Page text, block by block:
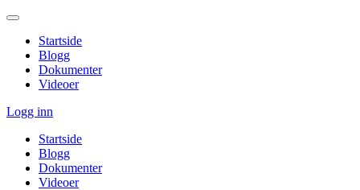
Startside
Blogg
Dokumenter
Videoer
Logg inn
Startside
Blogg
Dokumenter
Videoer